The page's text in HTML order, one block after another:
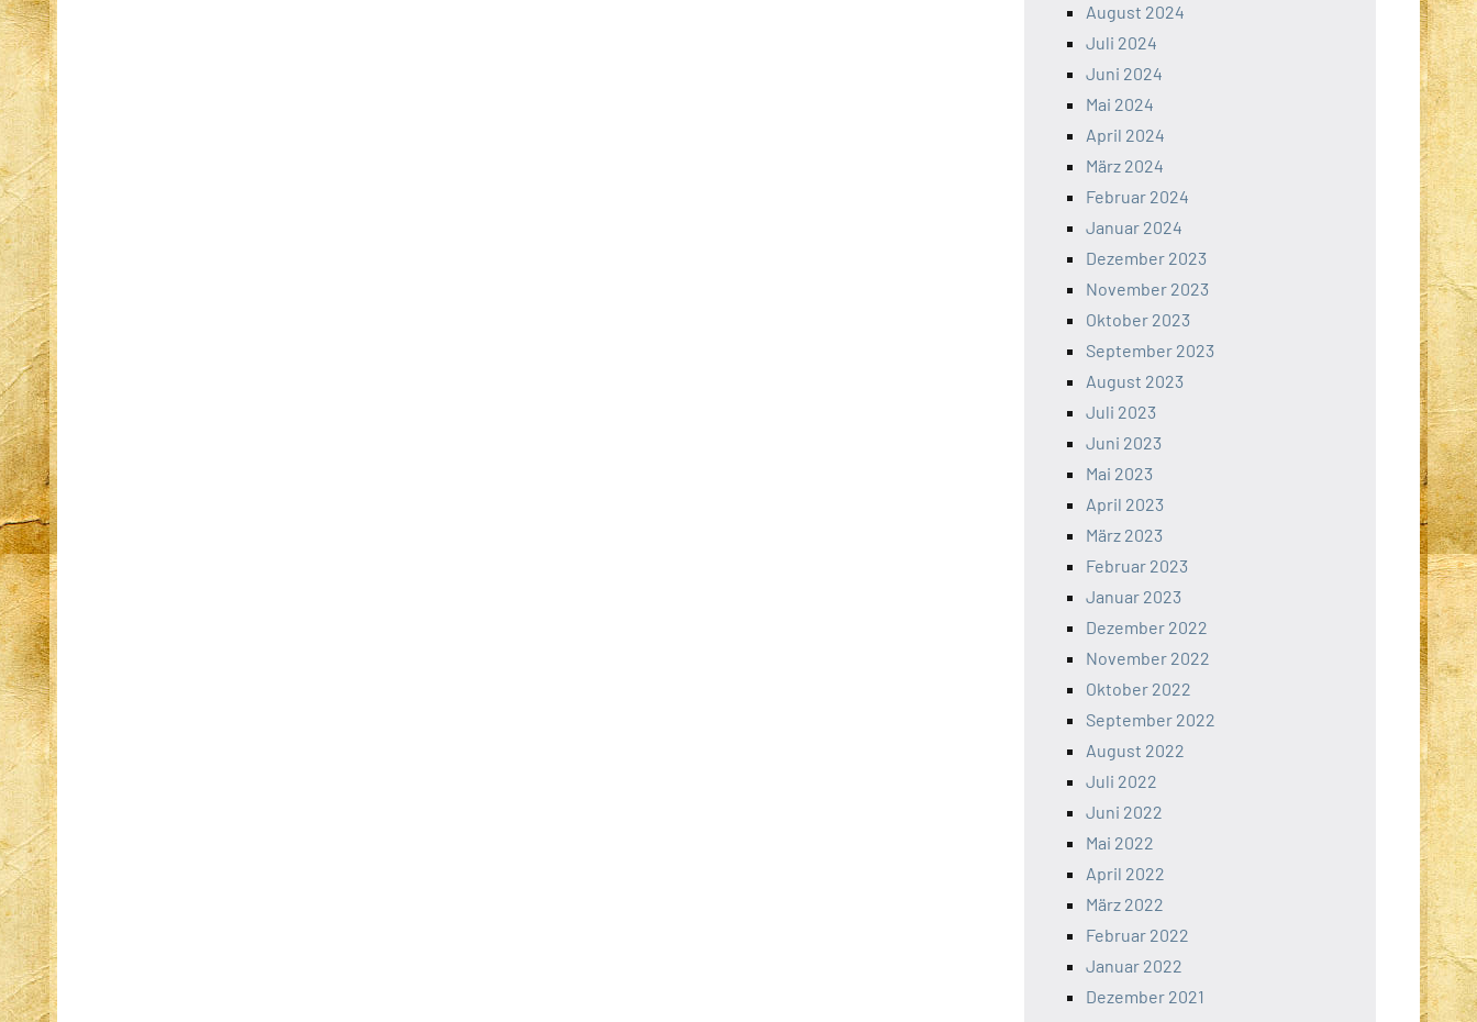
August 2024
Juli 2024
Juni 2024
Mai 2024
April 2024
März 2024
Februar 2024
Januar 2024
Dezember 2023
November 2023
Oktober 2023
September 2023
August 2023
Juli 2023
Juni 2023
Mai 2023
April 2023
März 2023
Februar 2023
Januar 2023
Dezember 2022
November 2022
Oktober 2022
September 2022
August 2022
Juli 2022
Juni 2022
Mai 2022
April 2022
März 2022
Februar 2022
Januar 2022
Dezember 2021